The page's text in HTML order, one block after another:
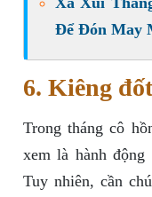
Để Đón May
6. Kiêng
Trong tháng cô
xem là hành
Tuy nhiên, cần